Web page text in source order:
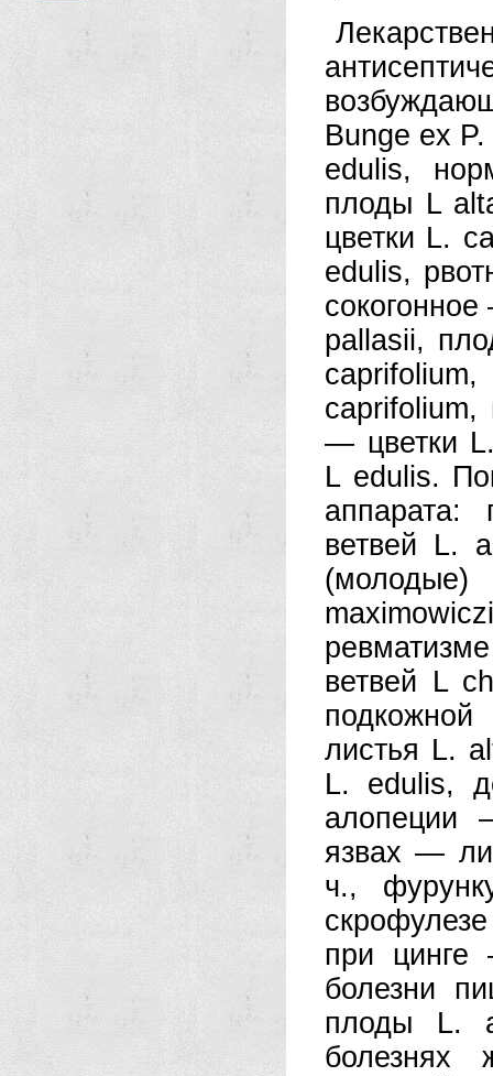
Bunge ex
edulis,
плоды L
цветки L.
edulis,
pallasii,
caprifolium,
— цветки
L edulis.
аппарата:
ветвей L.
(молодые)
ветвей L
листья L.
L. edulis,
алопеции
язвах —
ч.,
при
болезни
плоды L.